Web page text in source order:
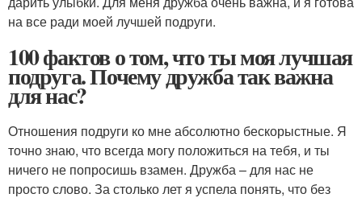
на все ради моей лучшей подруги.
100 фактов о том, что ты моя лучшая
подруга. Почему дружба так важна
для нас?
Отношения подруги ко мне абсолютно бескорыстные. Я
точно знаю, что всегда могу положиться на тебя, и ты
ничего не попросишь взамен. Дружба – для нас не
просто слово. За столько лет я успела понять, что без